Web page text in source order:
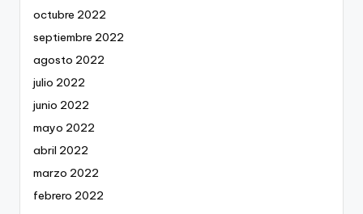
octubre 2022
septiembre 2022
agosto 2022
julio 2022
junio 2022
mayo 2022
abril 2022
marzo 2022
febrero 2022